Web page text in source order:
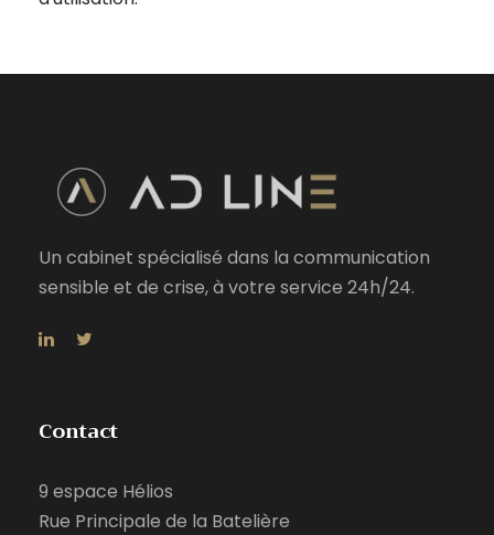
Un cabinet spécialisé dans la communication
sensible et de crise, à votre service 24h/24.
Contact
9 espace Hélios
Rue Principale de la Batelière